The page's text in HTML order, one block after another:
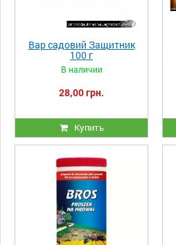
Вар садовий Защитник
100 г
В наличии
28,00 грн.
Купить